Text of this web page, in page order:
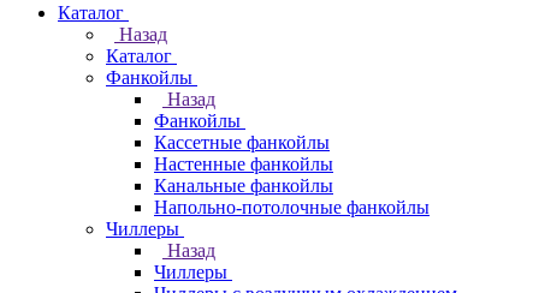
Каталог
Назад
Каталог
Фанкойлы
Назад
Фанкойлы
Кассетные фанкойлы
Настенные фанкойлы
Канальные фанкойлы
Напольно-потолочные фанкойлы
Чиллеры
Назад
Чиллеры